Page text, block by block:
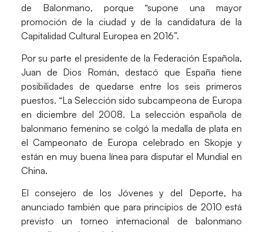
de Balonmano, porque “supone una mayor
promoción de la ciudad y de la candidatura de la
Capitalidad Cultural Europea en 2016”.
Por su parte el presidente de la Federación Española,
Juan de Dios Román, destacó que España tiene
posibilidades de quedarse entre los seis primeros
puestos. “La Selección sido subcampeona de Europa
en diciembre del 2008. La selección española de
balonmano femenino se colgó la medalla de plata en
el Campeonato de Europa celebrado en Skopje y
están en muy buena línea para disputar el Mundial en
China.
El consejero de los Jóvenes y del Deporte, ha
anunciado también que para principios de 2010 está
previsto un torneo internacional de balonmano